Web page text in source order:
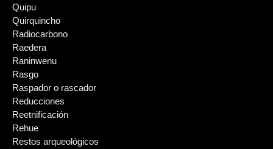
Quipu
Quirquincho
Radiocarbono
Raedera
Raninwenu
Rasgo
Raspador o rascador
Reducciones
Reetnificación
Rehue
Restos arqueológicos